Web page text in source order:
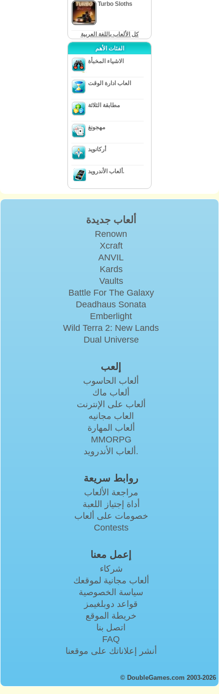
Turbo Sloths
كل الألعاب باللغة العربية
الفئات الأهم
الاشياء المخبأة
العاب ادارة الوقت
مطابقة الثلاثة
مهجونغ
أركانويد
ألعاب الأندرويد.
ألعاب جديدة
Renown
Xcraft
ANVIL
Kards
Vaults
Battle For The Galaxy
Deadhaus Sonata
Emberlight
Wild Terra 2: New Lands
Dual Universe
إلعب
ألعاب الحاسوب
ألعاب ماك
ألعاب على الإنترنت
العاب مجانيه
ألعاب المهارة
MMORPG
ألعاب الأندرويد.
روابط سريعة
مراجعة الألعاب
أداة إجتياز اللعبة
خصومات على ألعاب
Contests
إعمل معنا
شركاء
ألعاب مجانية لموقعك
سياسة الخصوصية
قواعد دوبلغيمز
خريطة الموقع
اتصل بنا
FAQ
أنشر إعلاناتك على موقعنا
© DoubleGames.com 2003-2026